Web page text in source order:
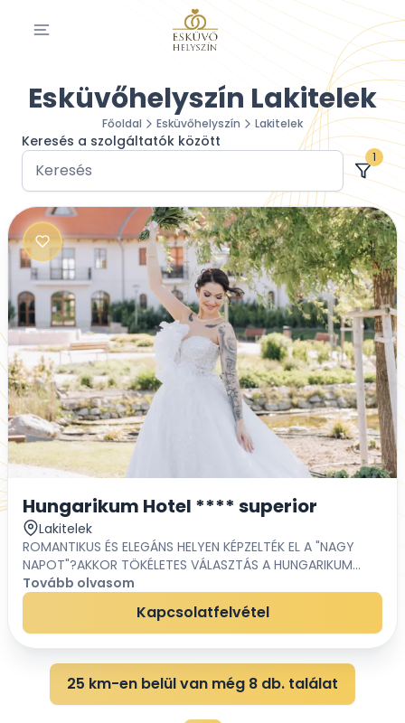
Esküvőhelyszín Lakitelek
Főoldal Esküvőhelyszín Lakitelek
Keresés a szolgáltatók között
1
Hungarikum Hotel **** superior
Lakitelek
ROMANTIKUS ÉS ELEGÁNS HELYEN KÉPZELTÉK EL A "NAGY
NAPOT"?AKKOR TÖKÉLETES VÁLASZTÁS A HUNGARIKUM
HOTEL**** SUPERIOR! A hotel hátsó díszkertje tavasztól
őszig elbűvölő környezettel várja a házasod...
Tovább olvasom
Kapcsolatfelvétel
25 km-en belül van még 8 db. találat